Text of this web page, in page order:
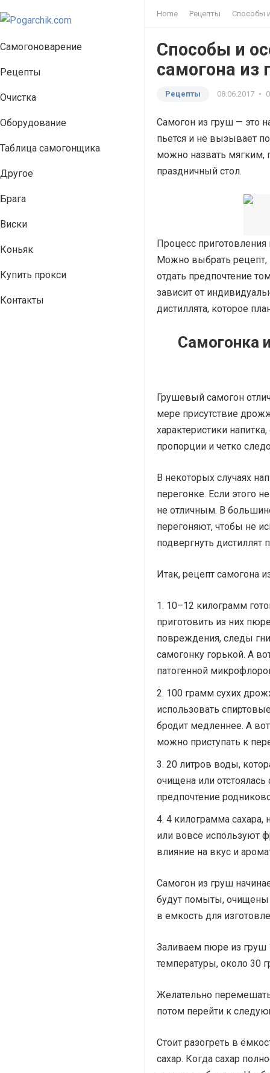
Самогоноварение
Рецепты
Очистка
Оборудование
Таблица самогонщика
Другое
Брага
Виски
Коньяк
Купить прокси
Контакты
Home Рецепты Способы
Способы и
самогона из
Рецепты 08.06.2017 •
Самогон из груш — это
пьется и не вызывает
можно назвать мягким,
праздничный стол.
Процесс
Можно выбрать рецепт,
отдать предпочтение
зависит от
дистиллята, которое
Самогонка
Грушевый самогон
мере присутствие
характеристики
пропорции и четко
В некоторых случаях
перегонке. Если этого
не отличным. В
перегоняют, чтобы не
подвергнуть дистиллят
Итак, рецепт самогона
10–12 килограмм
приготовить из них
повреждения, следы
самогонку горькой. А
патогенной
100 грамм сухих
использовать
бродит медленнее. А
можно приступать к
20 литров воды,
очищена или
предпочтение
4 килограмма
или вовсе используют
влияние на вкус и
Самогон из груш
будут помыты,
в емкость для
Заливаем пюре из груш
температуры, около 30
Желательно
потом перейти к
Стоит разогреть в
сахар. Когда сахар